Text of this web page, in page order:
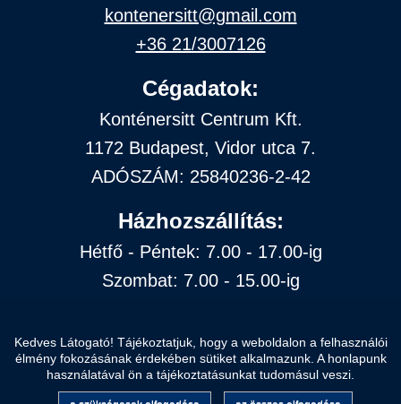
kontenersitt@gmail.com
+36 21/3007126
Cégadatok:
Konténersitt Centrum Kft.
1172 Budapest, Vidor utca 7.
ADÓSZÁM: 25840236-2-42
Házhozszállítás:
Hétfő - Péntek: 7.00 - 17.00-ig
Szombat: 7.00 - 15.00-ig
Oldalt szolgáltatja: wlap.hu
Az oldal tetejére
Kedves Látogató! Tájékoztatjuk, hogy a weboldalon a felhasználói
élmény fokozásának érdekében sütiket alkalmazunk. A honlapunk
használatával ön a tájékoztatásunkat tudomásul veszi.